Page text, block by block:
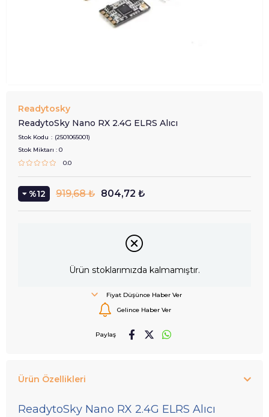
Readytosky
ReadytoSky Nano RX 2.4G ELRS Alıcı
Stok Kodu
(2501065001)
Stok Miktarı : 0
0.0
12 919,68 ₺ 804,72 ₺
Ürün stoklarımızda kalmamıştır.
Fiyat Düşünce Haber Ver
Gelince Haber Ver
Paylaş
Ürün Özellikleri
ReadytoSky Nano RX 2.4G ELRS Alıcı